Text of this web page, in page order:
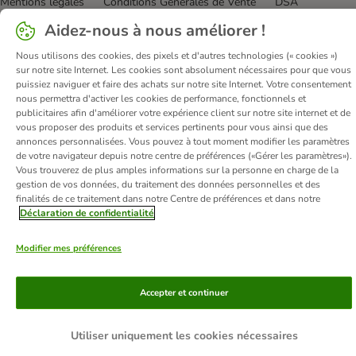
Renoncer au contrat ici
Élimination des déchets
Frais et délai de livraison
Virement bancaire
Déclaration d'accessibilité
© zooplus SE2026
Aidez-nous à nous améliorer !
Nous utilisons des cookies, des pixels et d'autres technologies (« cookies »)
sur notre site Internet. Les cookies sont absolument nécessaires pour que vous
puissiez naviguer et faire des achats sur notre site Internet. Votre consentement
nous permettra d'activer les cookies de performance, fonctionnels et
publicitaires afin d'améliorer votre expérience client sur notre site internet et de
vous proposer des produits et services pertinents pour vous ainsi que des
annonces personnalisées. Vous pouvez à tout moment modifier les paramètres
de votre navigateur depuis notre centre de préférences («Gérer les paramètres»).
Vous trouverez de plus amples informations sur la personne en charge de la
gestion de vos données, du traitement des données personnelles et des
finalités de ce traitement dans notre Centre de préférences et dans notre
Déclaration de confidentialité
Modifier mes préférences
Utiliser uniquement les cookies nécessaires
Accepter et continuer